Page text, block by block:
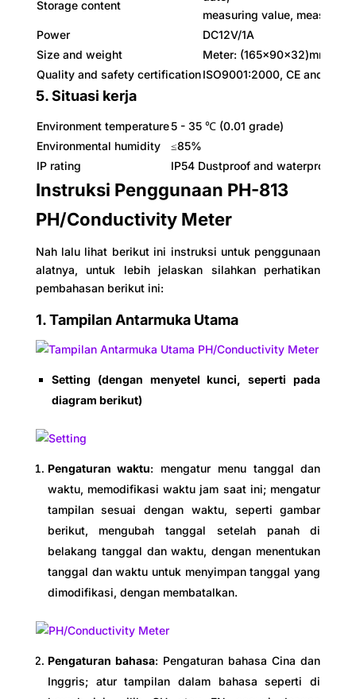
Storage content
measuring value,
Power
DC12V/1A
Size and weight
Meter: (165×90×32)mm/
Quality and safety certificationISO9001:2000, CE and CMC
5. Situasi kerja
Environment temperature5 - 35 ℃ (0.01 grade)
Environmental humidity
≤85%
IP rating
IP54 Dustproof and waterproof
Instruksi Penggunaan PH-813
PH/Conductivity Meter
Nah lalu lihat berikut ini instruksi untuk penggunaan
alatnya, untuk lebih jelaskan silahkan perhatikan
pembahasan berikut ini:
1. Tampilan Antarmuka Utama
Setting (dengan menyetel kunci, seperti pada
diagram berikut)
Pengaturan waktu: mengatur menu tanggal dan
waktu, memodifikasi waktu jam saat ini; mengatur
tampilan sesuai dengan waktu, seperti gambar
berikut, mengubah tanggal setelah panah di
belakang tanggal dan waktu, dengan menentukan
tanggal dan waktu untuk menyimpan tanggal yang
dimodifikasi, dengan membatalkan.
Pengaturan bahasa: Pengaturan bahasa Cina dan
Inggris; atur tampilan dalam bahasa seperti di